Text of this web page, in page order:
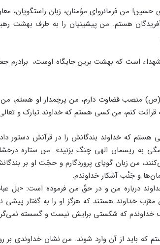
من فرمانروای مؤمنان، زبان راستگویان،
آفریدگان هستم. من پیشینیان را به طرف بهشت
است که بهشت برین جایگاه اوست، ‌ برادرم
منصب قضاوت دارم، من پرچمدار او هستم، من
قرائت کنم، من کسی هستم که خداوند تبارک و
که خداوند بندگانش را در قرآنش دستور
الله جمیعاً؛ ۲ همگی به ریسمان الهی چنگ بزنید». من
من زبان گویای پروردگارم و حجّت او بر
و جَنْب آشکار خداوندم.
درباره من و در حقّ من فرموده است: «بل عبادٌ
بندگان مقرّب خداوند هستند که هرگز او را به گفتار
خداوندم که شکستی برایش نیست و گسسته
که باید از آن وارد شوند. من نشان خداوندی